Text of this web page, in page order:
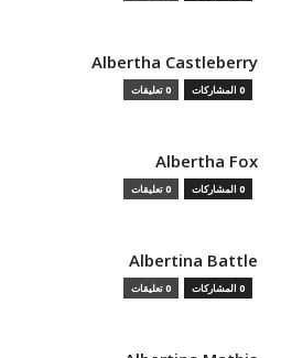
Albertha Castleberry
0 المشاركات 0 تعليقات
Albertha Fox
0 المشاركات 0 تعليقات
Albertina Battle
0 المشاركات 0 تعليقات